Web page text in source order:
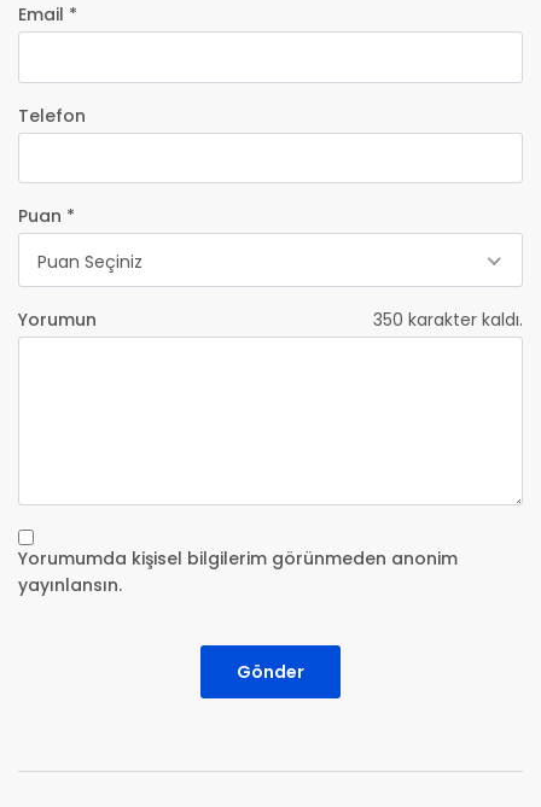
Email *
Telefon
Puan *
Puan Seçiniz
Yorumun 350 karakter kaldı.
Yorumumda kişisel bilgilerim görünmeden anonim
yayınlansın.
Gönder